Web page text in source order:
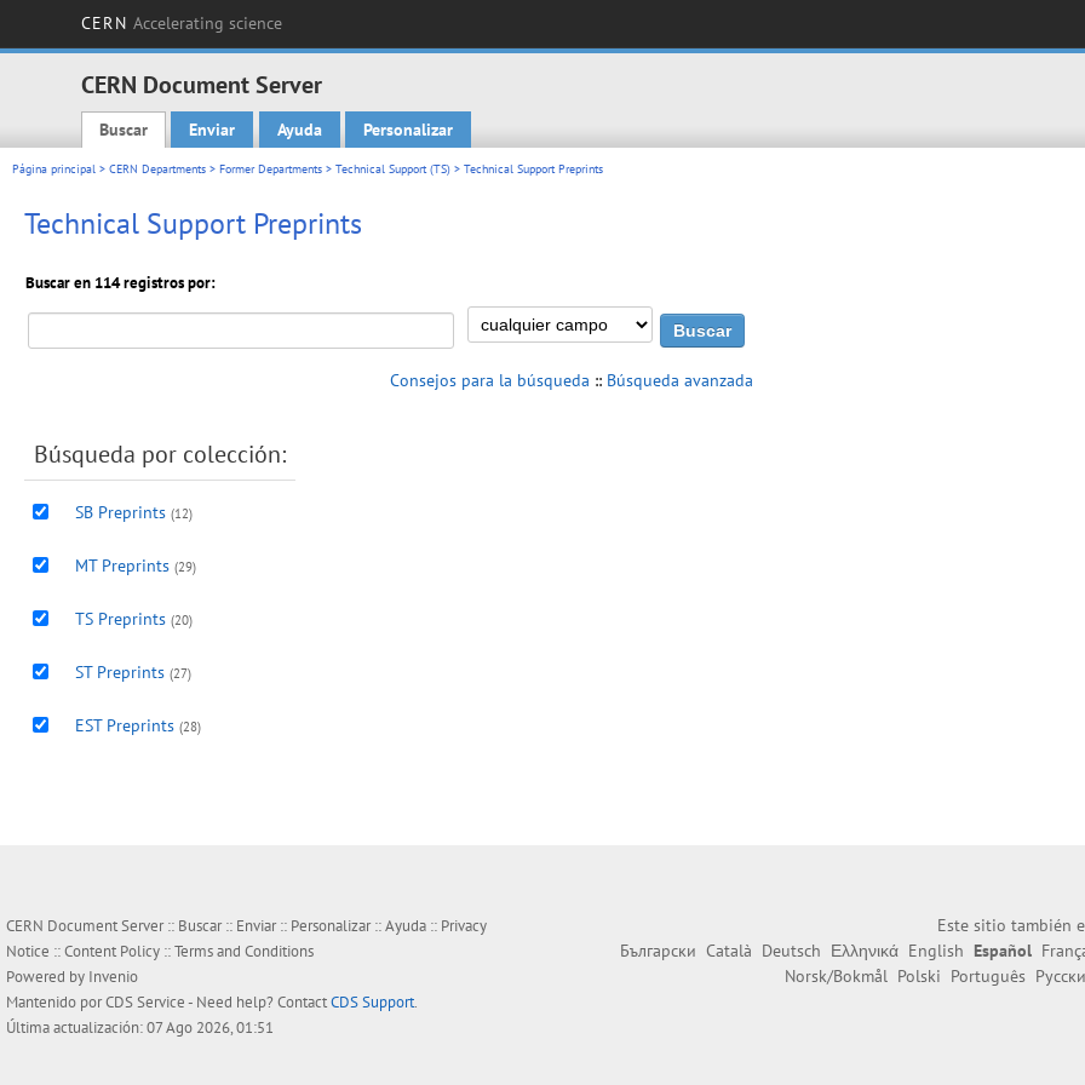
CERN Accelerating science
CERN Document Server
Main menu
Buscar Enviar Ayuda Personalizar
Página principal > CERN Departments > Former Departments > Technical Support (TS) > Technical Support Preprints
Technical Support Preprints
Buscar en 114 registros por:
Consejos para la búsqueda :: Búsqueda avanzada
Búsqueda por colección:
SB Preprints (12)
MT Preprints (29)
TS Preprints (20)
ST Preprints (27)
EST Preprints (28)
CERN Document Server :: Buscar:: Enviar:: Personalizar::Ayuda :: Privacy
Notice ::Content Policy ::Terms and Conditions
Powered by Invenio
Mantenido porCDS Service- Need help? ContactCDS Support.
Última actualización: 07 Ago 2026, 01:51
Este sitio también
Български Català Deutsch Ελληνικά English Español
Norsk/Bokmål Polski Português